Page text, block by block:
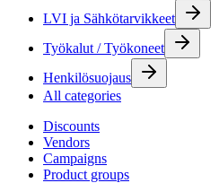
LVI ja Sähkötarvikkeet
Työkalut / Työkoneet
Henkilösuojaus
All categories
Discounts
Vendors
Campaigns
Product groups